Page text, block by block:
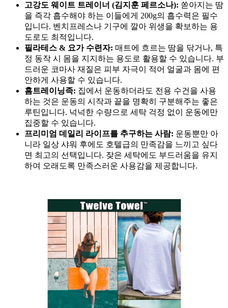
고강도 웨이트 트레이너 (김지훈 페르소나): 쏟아지는 땀
을 즉각 흡수해야 하는 이들에게 200g의 흡수력은 필수
입니다. 벤치프레스나 기구에 깔아 위생을 확보하는 용
도로도 최적입니다.
필라테스 & 요가 수련자: 매트에 흐르는 땀을 닦거나, 특
정 동작 시 몸을 지지하는 용도로 활용할 수 있습니다. 부
드러운 코마사 재질은 피부 자극이 적어 얼굴과 몸에 편
안하게 사용할 수 있습니다.
홈트레이닝족: 집에서 운동하더라도 전용 수건을 사용
하는 것은 운동의 시작과 끝을 명확히 구분해주는 좋은
루틴입니다. 넉넉한 수량으로 세탁 걱정 없이 운동에만
집중할 수 있습니다.
프리미엄 데일리 라이프를 추구하는 사람: 운동뿐만 아
니라 일상 샤워 후에도 호텔급의 만족감을 느끼고 싶다
면 최고의 선택입니다. 잦은 세탁에도 부드러움을 유지
하여 오래도록 만족스러운 사용감을 제공합니다.